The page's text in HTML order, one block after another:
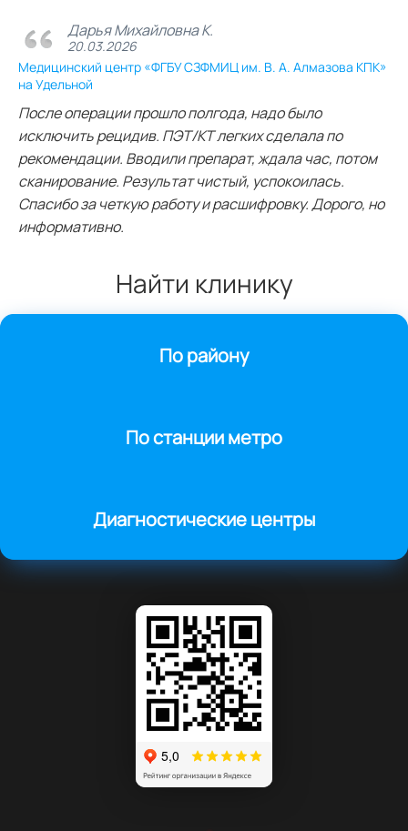
Дарья Михайловна К.
20.03.2026
Медицинский центр «ФГБУ СЗФМИЦ им. В. А. Алмазова КПК»
на Удельной
После операции прошло полгода, надо было
исключить рецидив. ПЭТ/КТ легких сделала по
рекомендации. Вводили препарат, ждала час, потом
сканирование. Результат чистый, успокоилась.
Спасибо за четкую работу и расшифровку. Дорого, но
информативно.
Найти клинику
По району
По станции метро
Диагностические центры